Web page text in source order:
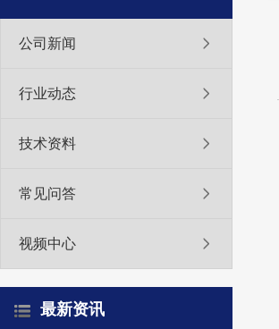
公司新闻
行业动态
技术资料
常见问答
视频中心
最新资讯